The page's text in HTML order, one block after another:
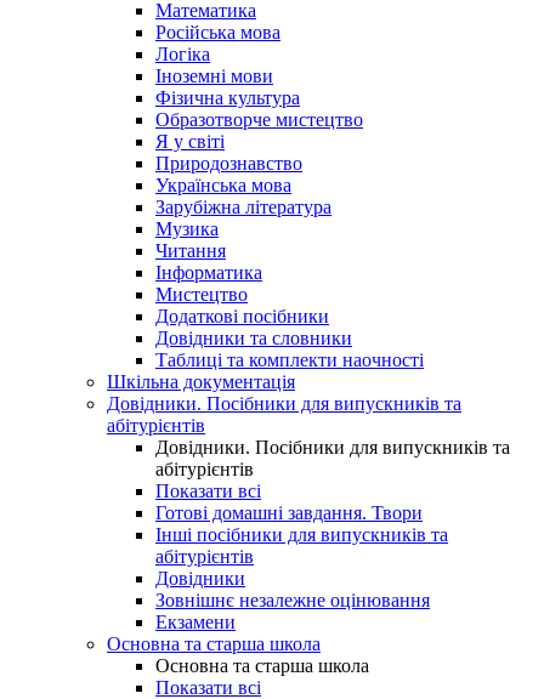
Математика
Російська мова
Логіка
Іноземні мови
Фізична культура
Образотворче мистецтво
Я у світі
Природознавство
Українська мова
Зарубіжна література
Музика
Читання
Інформатика
Мистецтво
Додаткові посібники
Довідники та словники
Таблиці та комплекти наочності
Шкільна документація
Довідники. Посібники для випускників та
абітурієнтів
Довідники. Посібники для випускників та
абітурієнтів
Показати всі
Готові домашні завдання. Твори
Інші посібники для випускників та
абітурієнтів
Довідники
Зовнішнє незалежне оцінювання
Екзамени
Основна та старша школа
Основна та старша школа
Показати всі